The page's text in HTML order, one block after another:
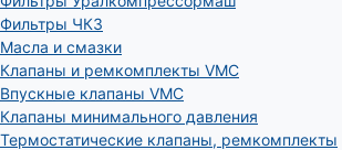
Фильтры ЧКЗ
Масла и смазки
Клапаны и ремкомплекты VMC
Впускные клапаны VMC
Клапаны минимального давления
Термостатические клапаны, ремкомплекты